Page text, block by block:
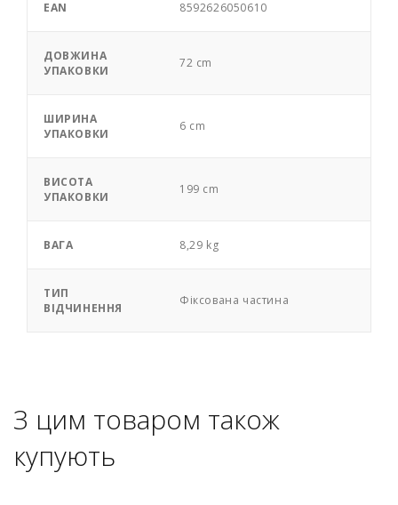
EAN 8592626050610
ДОВЖИНА
УПАКОВКИ
72 cm
ШИРИНА
УПАКОВКИ
6 cm
ВИСОТА
УПАКОВКИ
199 cm
ВАГА 8,29 kg
ТИП
ВІДЧИНЕННЯ
Фіксована частина
З цим товаром також
купують